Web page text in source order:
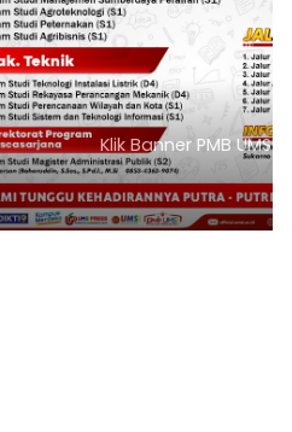
PMB UMSI